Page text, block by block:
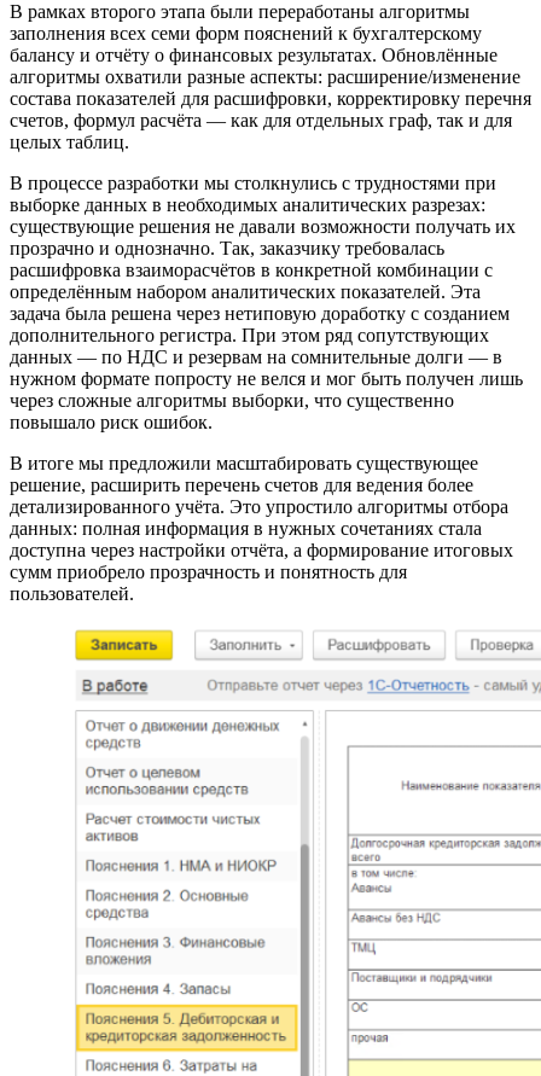
В рамках второго этапа были переработаны алгоритмы
заполнения всех семи форм пояснений к бухгалтерскому
балансу и отчёту о финансовых результатах. Обновлённые
алгоритмы охватили разные аспекты: расширение/изменение
состава показателей для расшифровки, корректировку перечня
счетов, формул расчёта — как для отдельных граф, так и для
целых таблиц.
В процессе разработки мы столкнулись с трудностями при
выборке данных в необходимых аналитических разрезах:
существующие решения не давали возможности получать их
прозрачно и однозначно. Так, заказчику требовалась
расшифровка взаиморасчётов в конкретной комбинации с
определённым набором аналитических показателей. Эта
задача была решена через нетиповую доработку с созданием
дополнительного регистра. При этом ряд сопутствующих
данных — по НДС и резервам на сомнительные долги — в
нужном формате попросту не велся и мог быть получен лишь
через сложные алгоритмы выборки, что существенно
повышало риск ошибок.
В итоге мы предложили масштабировать существующее
решение, расширить перечень счетов для ведения более
детализированного учёта. Это упростило алгоритмы отбора
данных: полная информация в нужных сочетаниях стала
доступна через настройки отчёта, а формирование итоговых
сумм приобрело прозрачность и понятность для
пользователей.